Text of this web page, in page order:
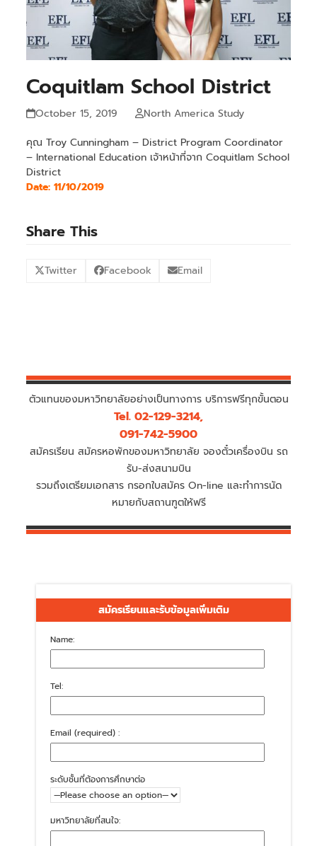
Coquitlam School District
October 15, 2019
North America Study
คุณ Troy Cunningham – District Program Coordinator
– International Education เจ้าหน้าที่จาก Coquitlam School
District
Date: 11/10/2019
Share This
Twitter Facebook Email
ตัวแทนของมหาวิทยาลัยอย่างเป็นทางการ บริการฟรีทุกขั้นตอน
Tel. 02-129-3214,
091-742-5900
สมัครเรียน สมัครหอพักของมหาวิทยาลัย จองตั๋วเครื่องบิน รถ
รับ-ส่งสนามบิน
รวมถึงเตรียมเอกสาร กรอกใบสมัคร On-line และทำการนัด
หมายกับสถานฑูตให้ฟรี
สมัครเรียนและรับข้อมูลเพิ่มเติม
Name:
Tel:
Email (required) :
ระดับชั้นที่ต้องการศึกษาต่อ
มหาวิทยาลัยที่สนใจ: